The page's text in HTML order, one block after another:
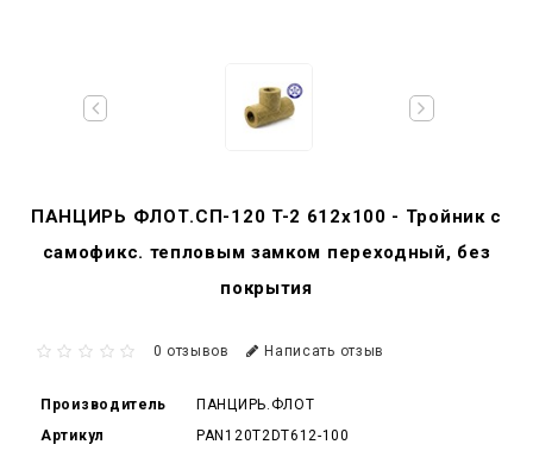
ПАНЦИРЬ ФЛОТ.СП-120 T-2 612x100 - Тройник c
самофикс. тепловым замком переходный, без
покрытия
0 отзывов Написать отзыв
Производитель
ПАНЦИРЬ.ФЛОТ
Артикул
PAN120T2DT612-100